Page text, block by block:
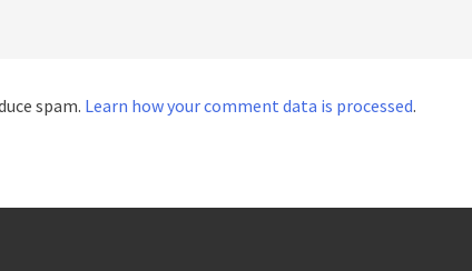
spam. Learn how your comment data is processed.